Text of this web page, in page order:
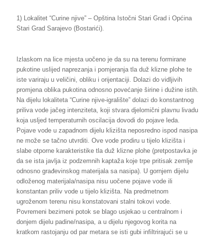
1) Lokalitet “Curine njive” – Opština Istočni Stari Grad i Općina
Stari Grad Sarajevo (Bostarići).
Izlaskom na lice mjesta uočeno je da su na terenu formirane
pukotine uslijed naprezanja i pomjeranja tla duž klizne plohe te
iste variraju u veličini, obliku i orijentaciji. Dolazi do vidljivih
promjena oblika pukotina odnosno povećanje širine i dužine istih.
Na dijelu lokaliteta “Curine njive-igralište” dolazi do konstantnog
priliva vode jačeg intenziteta, koji stvara djelomični plavnu livadu
koja usljed temperaturnih oscilacija dovodi do pojave leda.
Pojave vode u zapadnom dijelu klizišta neposredno ispod nasipa
ne može se tačno utvrditi. Ove vode prodiru u tijelo klizišta i
slabe otporne karakteristike tla duž klizne plohe (pretpostavka je
da se ista javlja iz podzemnih kaptaža koje trpe pritisak zemlje
odnosno građevinskog materijala sa nasipa). U gornjem dijelu
odloženog materijala/nasipa nisu uočene pojave vode ili
konstantan priliv vode u tijelo klizišta. Na predmetnom
ugroženom terenu nisu konstatovani stalni tokovi vode.
Povremeni bezimeni potok se blago usjekao u centralnom i
donjem dijelu padine/nasipa, a u dijelu njegovog korita na
kratkom rastojanju od par metara se isti gubi infiltrirajući se u